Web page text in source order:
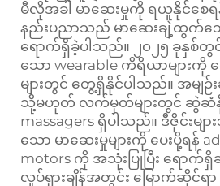
မီလိုအခါ မာဆေးမှုကို ရယူနိုင်စေ
နည်းပညာသည် မာဆေးချဲ့ထွက်သ
ရောက်ရှိခဲ့ပါသည်။ ၂၀၂၅ ခုနှစ်တွ
သော wearable ကိရိယာများကို
များတွင် တွေ့ရှိနိုင်ပါသည်။ အမျဉ်းချု
သို့မဟုတ် လက်မှတ်များတွင် ဆွဲဆံနို
massagers ရှိပါသည်။ ဒီဇိုင်းမျ
သော မာဆေးမှုများကို ပေးပို့ရန်
motors ကို အသုံးပြုပြီး ရောက်
လှုပ်ရှားချိန်အတွင်း မြောက်ဆိုင်ရ